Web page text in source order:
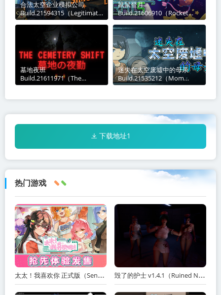
合法太空企业模拟公司
Build.21594315（Legitimate
Space Corp Simulator LLC）
免安装中文版关于这款游戏
《Legitimate Space Corp Si
鼠鼠登月
Build.21606910（Rocket
Rats）免安装中文版关于这款
游戏所有系统就绪，准备升
空！《鼠鼠登月》是一款类幸
存者游戏，你将在月球上
墓地夜班
Build.21611971（The
Cemetery Shift）免安装中文
迷失在太空废墟中的母亲
Build.21535212（Mom
Stolen in Space）免安装中文
下载地址1
热门游戏
太太！我喜欢你 正式版（Sensei! I Like You So Much!）免安装中文版 毁了的护士 v1.4.1（Ruined Nurse）免安装中文版